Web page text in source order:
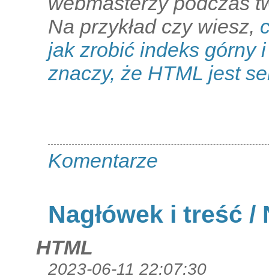
Na przykład czy wiesz,
jak zrobić indeks górny
znaczy, że HTML jest
Komentarze
Nagłówek i treść /
HTML
2023-06-11 22:07:30